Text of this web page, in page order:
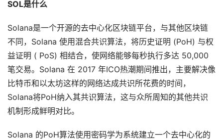
SOL是什么
Solana是一个开源的去中心化区块链平台，与其他区块链
不同，Solana 使用混合共识算法，将历史证明 (PoH) 与权
益证明 ( PoS) 相结合，使网络能够每秒执行多达 50,000
笔交易。Solana 在 2017 年ICO热潮期间推出，主要解决像
比特币和以太坊这样的网络达成共识所花费的时间，
Solana将PoH纳入其共识算法，这与众所周知的其他共识
机制形成鲜明对比。
Solana 的PoH算法使用密码学为系统建立一个去中心化的